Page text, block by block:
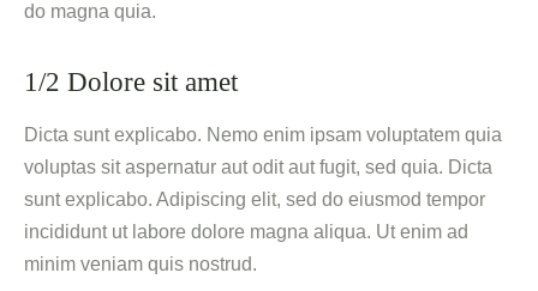
do magna quia.
1/2 Dolore sit amet
Dicta sunt explicabo. Nemo enim ipsam voluptatem quia
voluptas sit aspernatur aut odit aut fugit, sed quia. Dicta
sunt explicabo. Adipiscing elit, sed do eiusmod tempor
incididunt ut labore dolore magna aliqua. Ut enim ad
minim veniam quis nostrud.